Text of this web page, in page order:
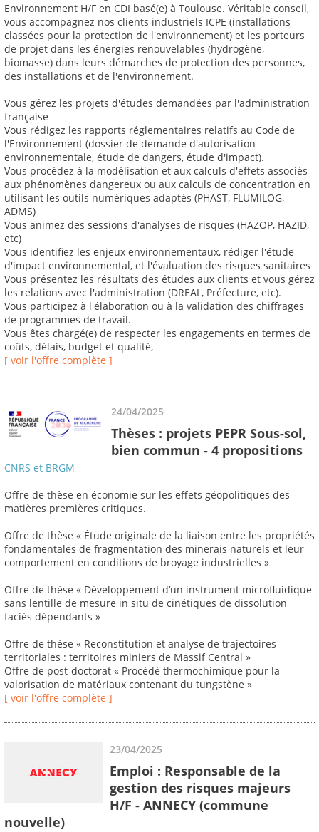
Environnement H/F en CDI basé(e) à Toulouse. Véritable conseil,
vous accompagnez nos clients industriels ICPE (installations
classées pour la protection de l'environnement) et les porteurs
de projet dans les énergies renouvelables (hydrogène,
biomasse) dans leurs démarches de protection des personnes,
des installations et de l'environnement.
Vous gérez les projets d'études demandées par l'administration
française
Vous rédigez les rapports réglementaires relatifs au Code de
l'Environnement (dossier de demande d'autorisation
environnementale, étude de dangers, étude d'impact).
Vous procédez à la modélisation et aux calculs d'effets associés
aux phénomènes dangereux ou aux calculs de concentration en
utilisant les outils numériques adaptés (PHAST, FLUMILOG,
ADMS)
Vous animez des sessions d'analyses de risques (HAZOP, HAZID,
etc)
Vous identifiez les enjeux environnementaux, rédiger l'étude
d'impact environnemental, et l'évaluation des risques sanitaires
Vous présentez les résultats des études aux clients et vous gérez
les relations avec l'administration (DREAL, Préfecture, etc).
Vous participez à l'élaboration ou à la validation des chiffrages
de programmes de travail.
Vous êtes chargé(e) de respecter les engagements en termes de
coûts, délais, budget et qualité,
[ voir l'offre complète ]
24/04/2025
Thèses : projets PEPR Sous-sol,
bien commun - 4 propositions
CNRS et BRGM
Offre de thèse en économie sur les effets géopolitiques des
matières premières critiques.
Offre de thèse « Étude originale de la liaison entre les propriétés
fondamentales de fragmentation des minerais naturels et leur
comportement en conditions de broyage industrielles »
Offre de thèse « Développement d’un instrument microfluidique
sans lentille de mesure in situ de cinétiques de dissolution
faciès dépendants »
Offre de thèse « Reconstitution et analyse de trajectoires
territoriales : territoires miniers de Massif Central »
Offre de post-doctorat « Procédé thermochimique pour la
valorisation de matériaux contenant du tungstène »
[ voir l'offre complète ]
23/04/2025
Emploi : Responsable de la
gestion des risques majeurs
H/F - ANNECY (commune
nouvelle)